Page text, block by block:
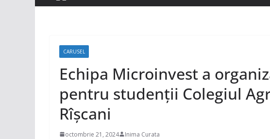
CARUSEL
Echipa Microinvest a
pentru studenții Colegiul
Rîşcani
octombrie 21, 2024 Inima Curata